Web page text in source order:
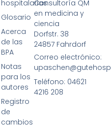
hospitalarias
Glosario
Acerca
de las
BPA
Notas
para los
autores
Registro
de
cambios
Consultoría QM
en medicina y
ciencia
Dorfstr. 38
24857 Fahrdorf
Correo electrónico:
Teléfono: 04621
4216 208